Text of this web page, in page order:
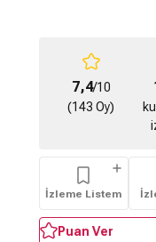
7,4/10
(143 Oy)
İzleme Listem
Puan Ver